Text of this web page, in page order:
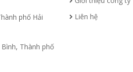
phố Hải
Thành phố
Liên hệ